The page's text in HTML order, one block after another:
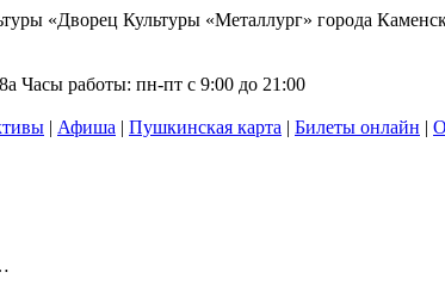
«Дворец Культуры «Металлург» города
Часы работы: пн-пт с 9:00 до 21:00
| Афиша | Пушкинская карта | Билеты онлайн |